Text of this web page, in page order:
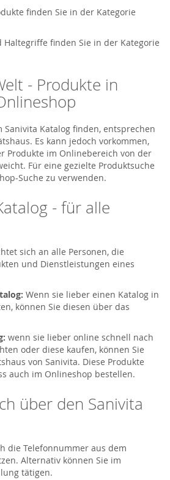
finden Sie in der Kategorie
Haltegriffe finden Sie in der Kategorie
- Produkte in
Sanivita Katalog finden, entsprechen
Es kann jedoch vorkommen,
Produkte im Onlinebereich von der
Für eine gezielte Produktsuche
Suche zu verwenden.
- für alle
sich an alle Personen, die
und Dienstleistungen eines
Wenn sie lieber einen Katalog in
können Sie diesen über das
wenn sie lieber online schnell nach
oder diese kaufen, können Sie
von Sanivita. Diese Produkte
auch im Onlineshop bestellen.
über den Sanivita
die Telefonnummer aus dem
Alternativ können Sie im
tätigen.